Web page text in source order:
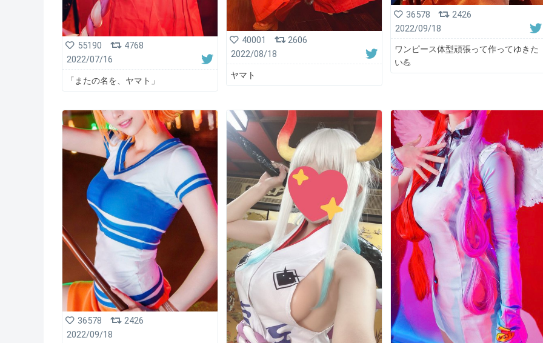
55190
4768
2022/07/16
「またの名を、ヤマト」
40001
2606
2022/08/18
ヤマト
36578
2426
2022/09/18
ワンピース体型頑張って作ってゆきた
い💪
36578
2426
2022/09/18